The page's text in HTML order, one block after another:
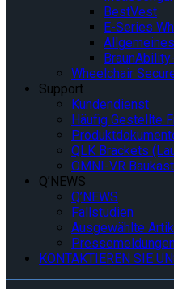
BestVest
E-Series
Wheelchair
Support
Kundendienst
Häufig Gestellte
QLK Brackets
OMNI-VR
Q’NEWS
Q’NEWS
Fallstudien
Ausgewählte
KONTAKTIEREN SIE